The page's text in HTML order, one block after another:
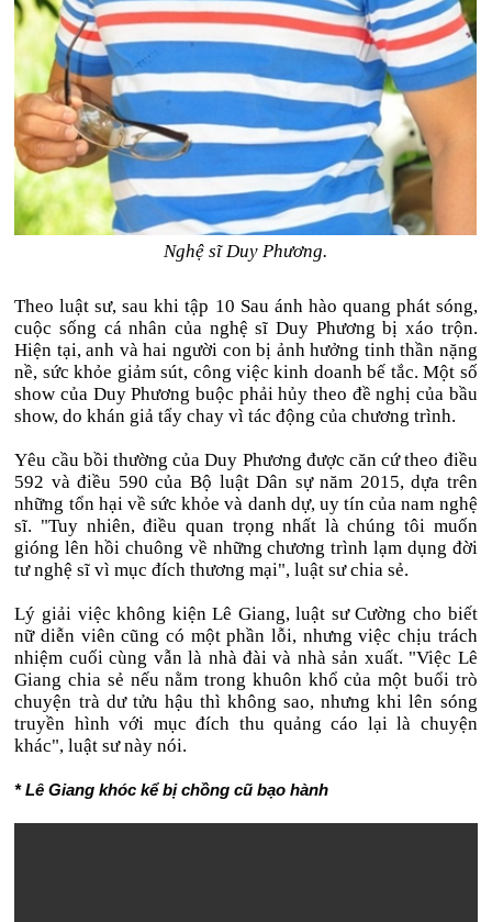
Nghệ sĩ Duy Phương.
Theo luật sư, sau khi tập 10 Sau ánh hào quang phát sóng,
cuộc sống cá nhân của nghệ sĩ Duy Phương bị xáo trộn.
Hiện tại, anh và hai người con bị ảnh hưởng tinh thần nặng
nề, sức khỏe giảm sút, công việc kinh doanh bế tắc. Một số
show của Duy Phương buộc phải hủy theo đề nghị của bầu
show, do khán giả tẩy chay vì tác động của chương trình.
Yêu cầu bồi thường của Duy Phương được căn cứ theo điều
592 và điều 590 của Bộ luật Dân sự năm 2015, dựa trên
những tổn hại về sức khỏe và danh dự, uy tín của nam nghệ
sĩ. "Tuy nhiên, điều quan trọng nhất là chúng tôi muốn
gióng lên hồi chuông về những chương trình lạm dụng đời
tư nghệ sĩ vì mục đích thương mại", luật sư chia sẻ.
Lý giải việc không kiện Lê Giang, luật sư Cường cho biết
nữ diễn viên cũng có một phần lỗi, nhưng việc chịu trách
nhiệm cuối cùng vẫn là nhà đài và nhà sản xuất. "Việc Lê
Giang chia sẻ nếu nằm trong khuôn khổ của một buổi trò
chuyện trà dư tửu hậu thì không sao, nhưng khi lên sóng
truyền hình với mục đích thu quảng cáo lại là chuyện
khác", luật sư này nói.
* Lê Giang khóc kể bị chồng cũ bạo hành